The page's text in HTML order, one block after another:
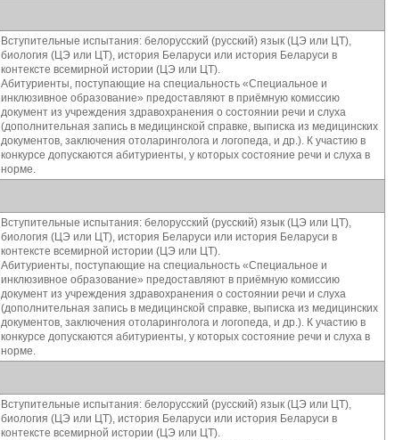
Вступительные испытания: белорусский (русский) язык (ЦЭ или ЦТ),
биология (ЦЭ или ЦТ), история Беларуси или история Беларуси в
контексте всемирной истории (ЦЭ или ЦТ).
Абитуриенты, поступающие на специальность «Специальное и
инклюзивное образование» предоставляют в приёмную комиссию
документ из учреждения здравохранения о состоянии речи и слуха
(дополнительная запись в медицинской справке, выписка из медицинских
документов, заключения отоларинголога и логопеда, и др.). К участию в
конкурсе допускаются абитуриенты, у которых состояние речи и слуха в
норме.
Вступительные испытания: белорусский (русский) язык (ЦЭ или ЦТ),
биология (ЦЭ или ЦТ), история Беларуси или история Беларуси в
контексте всемирной истории (ЦЭ или ЦТ).
Абитуриенты, поступающие на специальность «Специальное и
инклюзивное образование» предоставляют в приёмную комиссию
документ из учреждения здравохранения о состоянии речи и слуха
(дополнительная запись в медицинской справке, выписка из медицинских
документов, заключения отоларинголога и логопеда, и др.). К участию в
конкурсе допускаются абитуриенты, у которых состояние речи и слуха в
норме.
Вступительные испытания: белорусский (русский) язык (ЦЭ или ЦТ),
биология (ЦЭ или ЦТ), история Беларуси или история Беларуси в
контексте всемирной истории (ЦЭ или ЦТ).